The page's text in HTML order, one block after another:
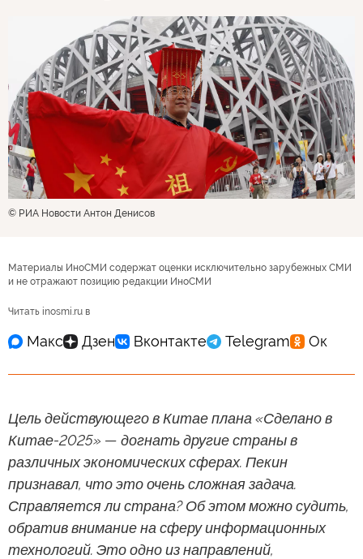
© РИА Новости Антон Денисов
Материалы ИноСМИ содержат оценки исключительно зарубежных СМИ
и не отражают позицию редакции ИноСМИ
Читать inosmi.ru в
Цель действующего в Китае плана «Сделано в
Китае-2025» — догнать другие страны в
различных экономических сферах. Пекин
признавал, что это очень сложная задача.
Справляется ли страна? Об этом можно судить,
обратив внимание на сферу информационных
технологий. Это одно из направлений,